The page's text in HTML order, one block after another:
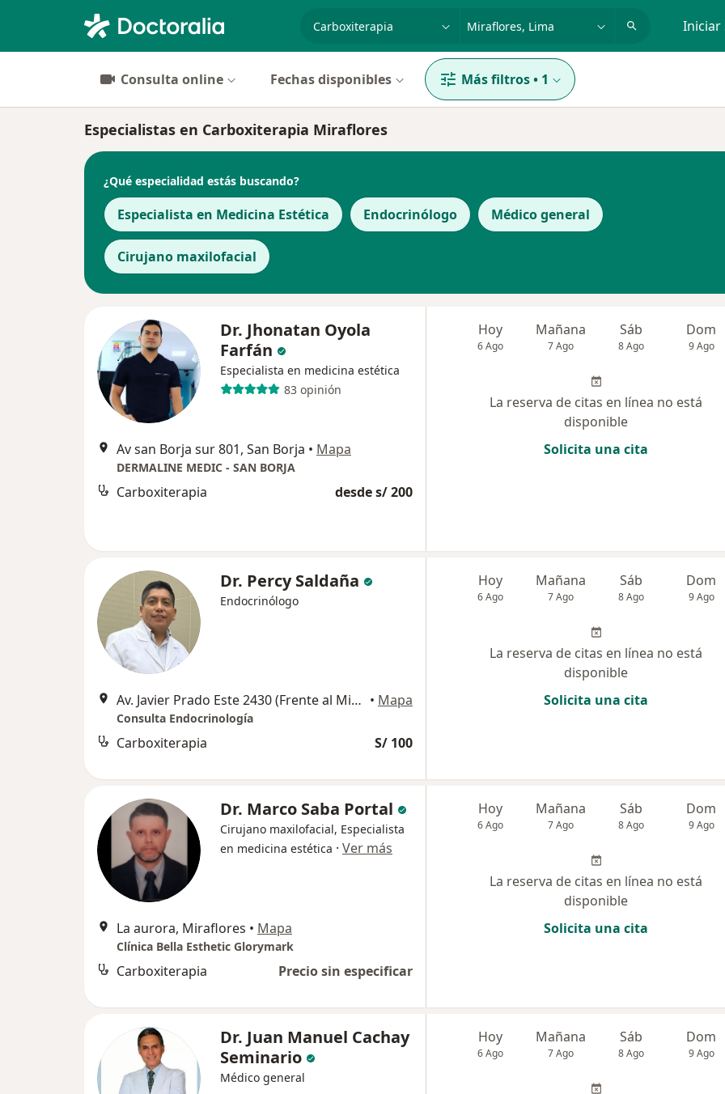
Iniciar
Consulta online Fechas disponibles Más filtros• 1
Especialistas en Carboxiterapia Miraflores
¿Qué especialidad estás buscando?
Especialista en Medicina Estética Endocrinólogo Médico general
Cirujano maxilofacial
Dr. Jhonatan Oyola
Farfán
Especialista en medicina estética
83 opinión
Av san Borja sur 801, San Borja • Mapa
DERMALINE MEDIC - SAN BORJA
Carboxiterapia desde s/ 200
Hoy
6 Ago
Mañana
7 Ago
Sáb
8 Ago
Dom
9 Ago
La reserva de citas en línea no está
disponible
Solicita una cita
Dr. Percy Saldaña
Endocrinólogo
Av. Javier Prado Este 2430 (Frente al Ministerio de Cultura y Banco de la Nación), Lima • Mapa
Consulta Endocrinología
Carboxiterapia S/ 100
Hoy
6 Ago
Mañana
7 Ago
Sáb
8 Ago
Dom
9 Ago
La reserva de citas en línea no está
disponible
Solicita una cita
Dr. Marco Saba Portal
Cirujano maxilofacial, Especialista
en medicina estética · Ver más
La aurora, Miraflores • Mapa
Clínica Bella Esthetic Glorymark
Carboxiterapia Precio sin especificar
Hoy
6 Ago
Mañana
7 Ago
Sáb
8 Ago
Dom
9 Ago
La reserva de citas en línea no está
disponible
Solicita una cita
Dr. Juan Manuel Cachay
Seminario
Médico general
Hoy
6 Ago
Mañana
7 Ago
Sáb
8 Ago
Dom
9 Ago